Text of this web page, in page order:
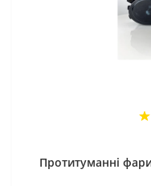
Протитуманні